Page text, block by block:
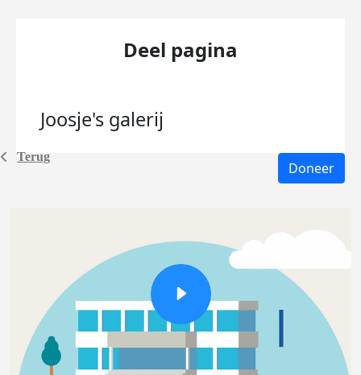
Terug
Deel pagina
Joosje's galerij
Doneer